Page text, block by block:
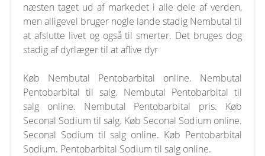
næsten taget ud af markedet i alle dele af verden,
men alligevel bruger nogle lande stadig Nembutal til
at afslutte livet og også til smerter. Det bruges dog
stadig af dyrlæger til at aflive dyr
Køb Nembutal Pentobarbital online. Nembutal
Pentobarbital til salg. Nembutal Pentobarbital til
salg online. Nembutal Pentobarbital pris. Køb
Seconal Sodium til salg. Køb Seconal Sodium online.
Seconal Sodium til salg online. Køb Pentobarbital
Sodium. Pentobarbital Sodium til salg online.